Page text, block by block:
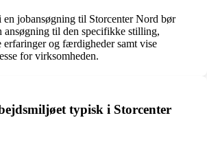
jobansøgning til Storcenter Nord bør
ansøgning til den specifikke stilling,
og færdigheder samt vise
for virksomheden.
typisk i Storcenter